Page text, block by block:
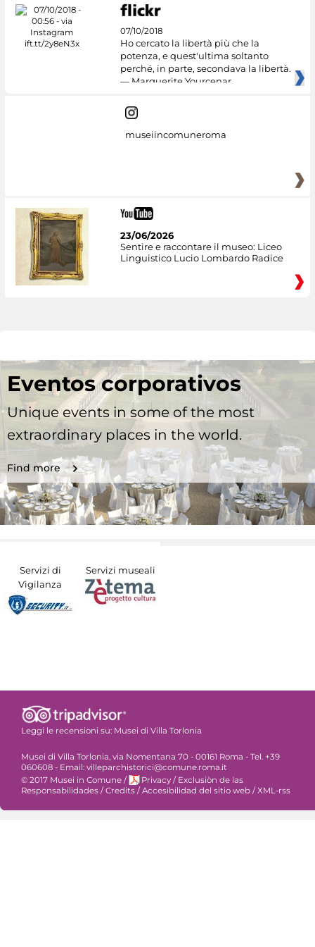
07/10/2018
Ho cercato la libertà più che la
potenza, e quest'ultima soltanto
perché, in parte, secondava la libertà.
— Marguerite Yourcenar
museiincomuneroma
23/06/2026
Sentire e raccontare il museo: Liceo
Linguistico Lucio Lombardo Radice
Eventos corporativos
Unique events in some of the most
extraordinary places in the world.
Find more
Servizi di
Vigilanza
Servizi museali
Leggi le recensioni su: Musei di Villa Torlonia
Musei di Villa Torlonia, via Nomentana 70 - 00161 Roma - Tel. +39
060608 - Email: villeparchistorici@comune.roma.it
© 2017 Musei in Comune / Privacy / Exclusiòn de las
Responsabilidades /Credits /Accesibilidad del sitio web /XML-rss